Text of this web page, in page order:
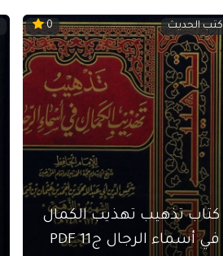
كتب الحديث 0
كتاب تذهيب تهذيب الكمال
في أسماء الرجال ج11 PDF